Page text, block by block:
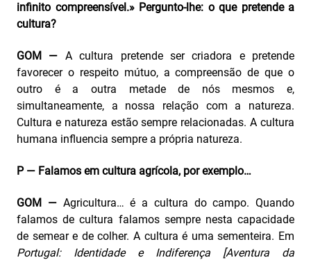
infinito compreensível.» Pergunto-lhe: o que pretende a
cultura?
GOM — A cultura pretende ser criadora e pretende
favorecer o respeito mútuo, a compreensão de que o
outro é a outra metade de nós mesmos e,
simultaneamente, a nossa relação com a natureza.
Cultura e natureza estão sempre relacionadas. A cultura
humana influencia sempre a própria natureza.
P — Falamos em cultura agrícola, por exemplo…
GOM — Agricultura… é a cultura do campo. Quando
falamos de cultura falamos sempre nesta capacidade
de semear e de colher. A cultura é uma sementeira. Em
Portugal:
Identidade e Indiferença [Aventura da